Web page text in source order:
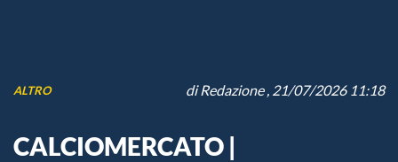
ALTRO diRedazione, 21/07/2026 11:18
CALCIOMERCATO |